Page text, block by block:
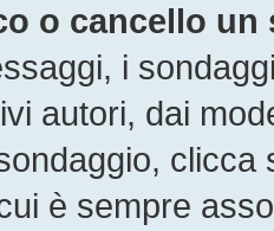
o cancello un
i
autori, dai
è sempre